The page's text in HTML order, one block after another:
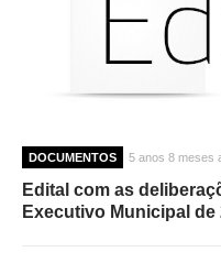
DOCUMENTOS 5 anos 8 meses
Edital com as
Executivo Municipal de